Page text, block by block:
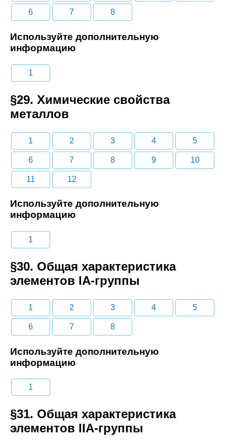
6 7 8
Используйте дополнительную
информацию
1
§29. Химические свойства
металлов
1 2 3 4 5
6 7 8 9 10
11 12
Используйте дополнительную
информацию
1
§30. Общая характеристика
элементов IA-группы
1 2 3 4 5
6 7 8
Используйте дополнительную
информацию
1
§31. Общая характеристика
элементов IIА-группы